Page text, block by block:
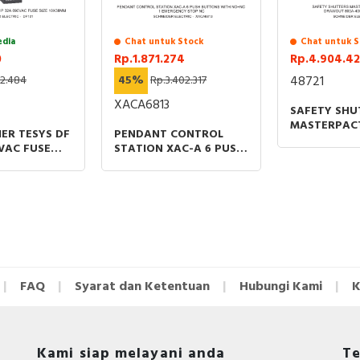
TESYS DF
FUSE
Chat untuk Stock
Rp.1.871.274
45% Rp.3.402.317
XACA6813
PENDANT CONTROL
STATION XAC-A 6 PUSH
Chat untuk
48721
SAFETY
FAQ Syarat dan Ketentuan Hubungi Kami
Kami siap melayani anda